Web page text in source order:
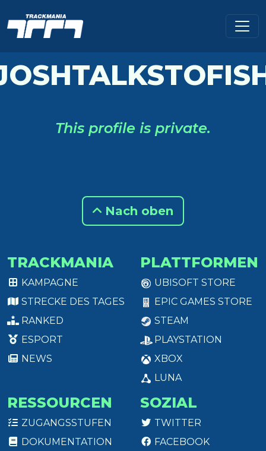
This profile is private.
Nach oben
TRACKMANIA
KAMPAGNE
STRECKE DES TAGES
RANKED
ESPORT
NEWS
PLATTFORMEN
UBISOFT STORE
EPIC GAMES STORE
STEAM
PLAYSTATION
XBOX
LUNA
RESSOURCEN
ZUGANGSSTUFEN
DOKUMENTATION
SOZIAL
TWITTER
FACEBOOK